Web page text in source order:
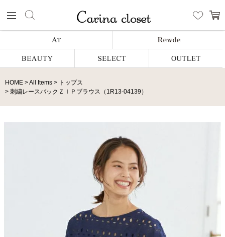
HOME All Items
トップス
刺繍レースバックＺＩＰブラウス（1R13-04139）